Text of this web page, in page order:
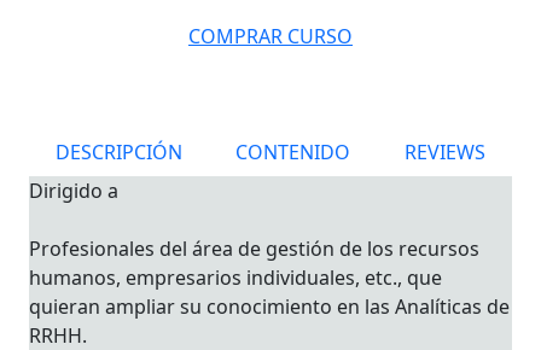
COMPRAR CURSO
DESCRIPCIÓN CONTENIDO
REVIEWS
Dirigido a
Profesionales del área de gestión de los recursos
humanos, empresarios individuales, etc., que
quieran ampliar su conocimiento en las Analíticas de
RRHH.